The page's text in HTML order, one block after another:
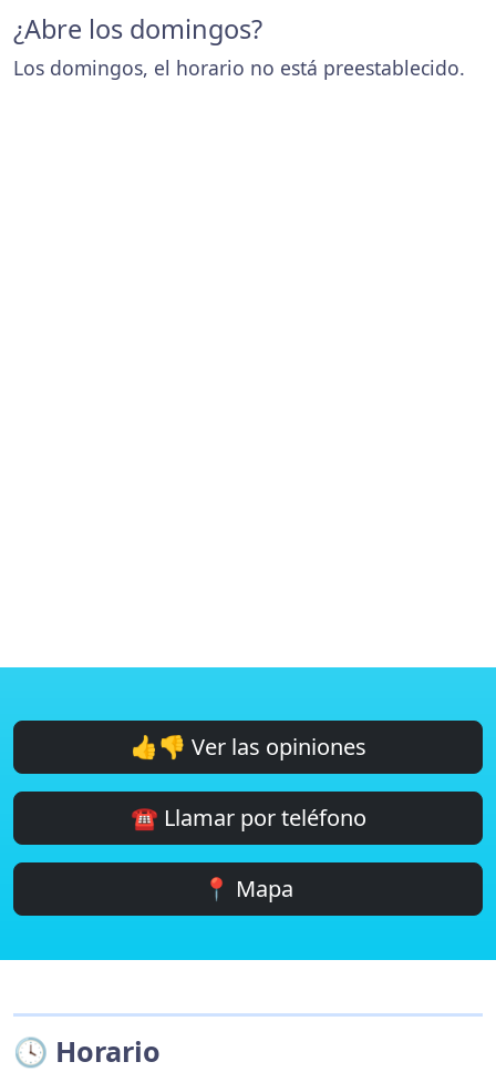
¿Abre los domingos?
Los domingos, el horario no está preestablecido.
👍👎 Ver las opiniones
☎️ Llamar por teléfono
📍 Mapa
🕓 Horario